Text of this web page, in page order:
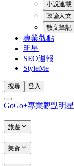
小說連載
政論人文
散文筆記
專業觀點
明星
SEO週報
StyleMe
搜尋 登入
GoGo+專業觀點明星
旅遊
美食